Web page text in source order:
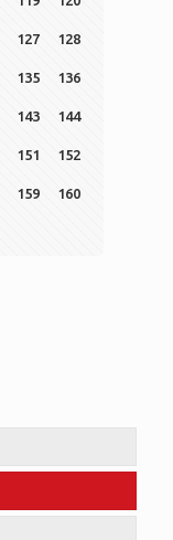
127 128
135 136
143 144
151 152
159 160